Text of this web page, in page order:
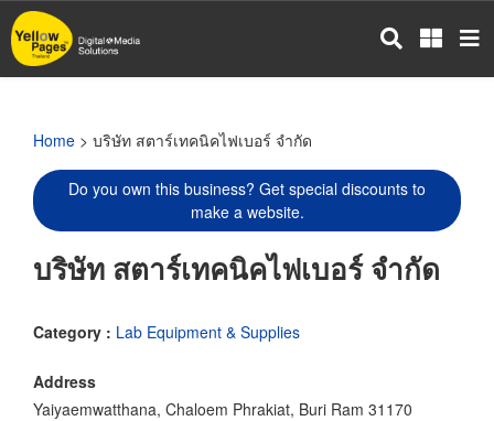
Skip
to
main
Home > บริษัท สตาร์เทคนิคไฟเบอร์ จำกัด
Do you own this business? Get special discounts to
make a website.
บริษัท สตาร์เทคนิคไฟเบอร์ จำกัด
Category : Lab Equipment & Supplies
Address
Yaiyaemwatthana, Chaloem Phrakiat, Buri Ram 31170